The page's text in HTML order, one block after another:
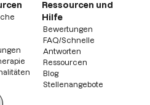
Ressourcen und
Hilfe
Bewertungen
FAQ/Schnelle
Antworten
Ressourcen
Blog
Stellenangebote